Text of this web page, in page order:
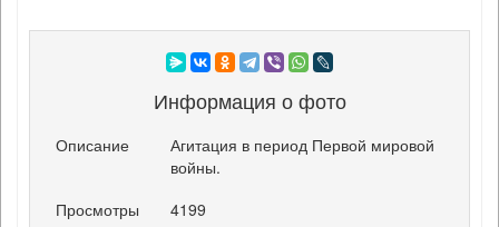
Информация о фото
Описание
Агитация в период Первой мировой
войны.
Просмотры
4199